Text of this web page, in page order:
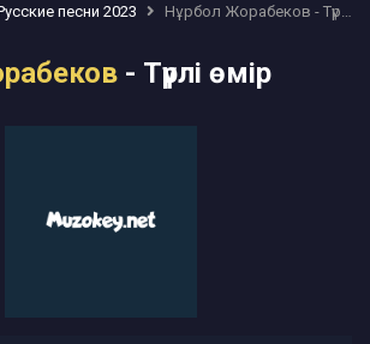
песни 2023 Нұрбол Жорабеков - Түрлі өмір
- Түрлі өмір